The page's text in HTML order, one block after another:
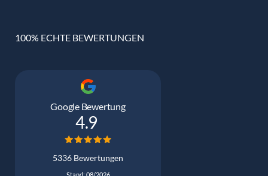
100% ECHTE BEWERTUNGEN
Google Bewertung
4.9
5336 Bewertungen
Stand: 08/2026